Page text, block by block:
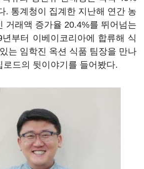
. 통계청이 집계한 지난해 연간 농
거래액 증가율 20.4%를 뛰어넘는
부터 이베이코리아에 합류해 식
는 임학진 옥션 식품 팀장을 만나
로드의 뒷이야기를 들어봤다.